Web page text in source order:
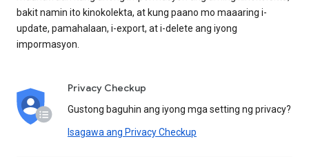
bakit namin ito kinokolekta, at kung paano mo maaaring i-
update, pamahalaan, i-export, at i-delete ang iyong
impormasyon.
Privacy Checkup
Gustong baguhin ang iyong mga setting ng privacy?
Isagawa ang Privacy Checkup